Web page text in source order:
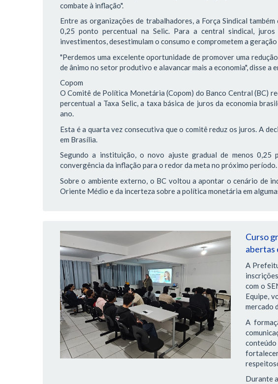
combate à inflação".
Entre as organizações de trabalhadores, a Força Sindical
0,25 ponto percentual na Selic. Para a central sindical, juros
investimentos, desestimulam o consumo e comprometem a
"Perdemos uma excelente oportunidade de promover uma
de ânimo no setor produtivo e alavancar mais a economia", disse a
Copom
O Comitê de Política Monetária (Copom) do Banco Central (BC)
percentual a Taxa Selic, a taxa básica de juros da economia
ano.
Esta é a quarta vez consecutiva que o comitê reduz os juros. A
em Brasília.
Segundo a instituição, o novo ajuste gradual de menos
convergência da inflação para o redor da meta no próximo período.
Sobre o ambiente externo, o BC voltou a apontar o cenário de
Oriente Médio e da incerteza sobre a política monetária em
Curso
abertas
A
com o
Equipe,
mercado
A
Durante